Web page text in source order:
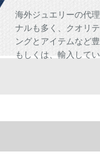
海外ジュエリーの代
ナルも多く、クオリ
ングとアイテムなど
もしくは、輸入して